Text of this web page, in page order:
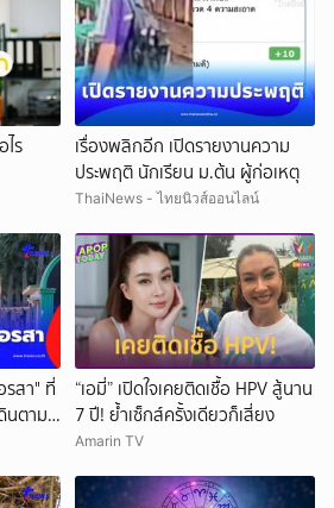
ร
เรื่องพลิกอีก เปิดรายงานความ
ประพฤติ นักเรียน ม.ต้น ผู้ก่อเหตุ
ThaiNews - ไทยนิวส์ออนไลน์
สา" ที่
นตาม
“เอมี่” เปิดใจเคยติดเชื้อ HPV สู้นาน
7 ปี! ย้ำเซ็กส์ครั้งเดียวก็เสี่ยง
Amarin TV